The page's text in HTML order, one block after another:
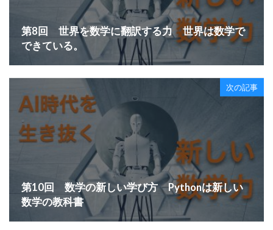
第8回 世界を数学に翻訳する力 世界は数学で
できている。
次の記事
第10回 数学の新しい学び方 Pythonは新しい
数学の教科書